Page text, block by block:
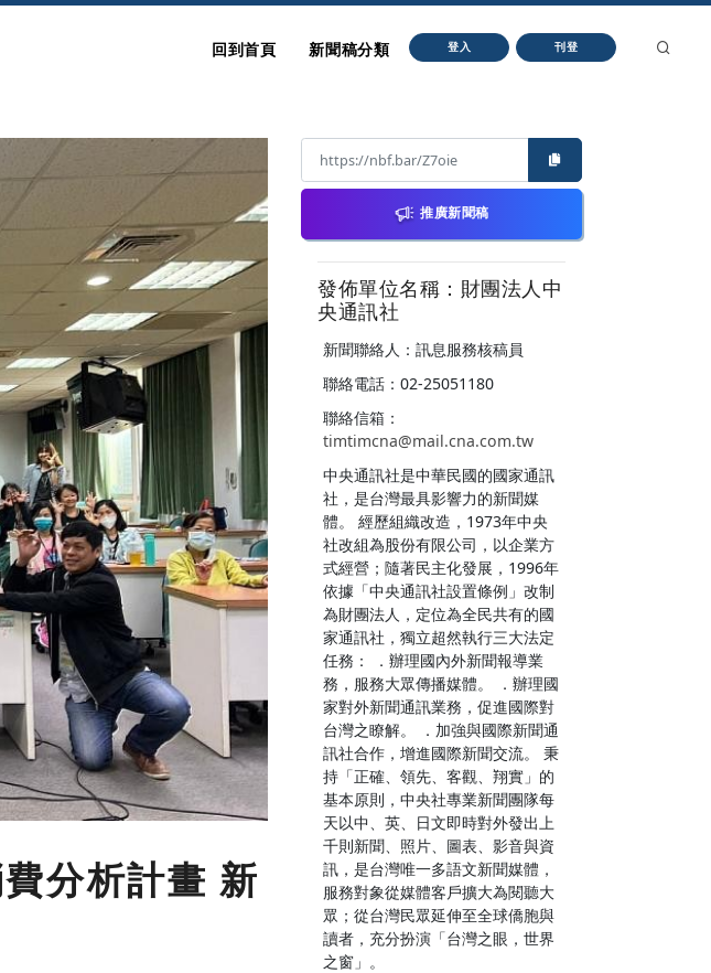
回到首頁 新聞稿分類 登入 刊登
分析計畫 新
推廣新聞稿
發佈單位名稱：財團法人中
央通訊社
新聞聯絡人：訊息服務核稿員
聯絡電話：02-25051180
聯絡信箱：
timtimcna@mail.cna.com.tw
中央通訊社是中華民國的國家通訊
社，是台灣最具影響力的新聞媒
體。 經歷組織改造，1973年中央
社改組為股份有限公司，以企業方
式經營；隨著民主化發展，1996年
依據「中央通訊社設置條例」改制
為財團法人，定位為全民共有的國
家通訊社，獨立超然執行三大法定
任務： ．辦理國內外新聞報導業
務，服務大眾傳播媒體。 ．辦理國
家對外新聞通訊業務，促進國際對
台灣之瞭解。 ．加強與國際新聞通
訊社合作，增進國際新聞交流。 秉
持「正確、領先、客觀、翔實」的
基本原則，中央社專業新聞團隊每
天以中、英、日文即時對外發出上
千則新聞、照片、圖表、影音與資
訊，是台灣唯一多語文新聞媒體，
服務對象從媒體客戶擴大為閱聽大
眾；從台灣民眾延伸至全球僑胞與
讀者，充分扮演「台灣之眼，世界
之窗」。